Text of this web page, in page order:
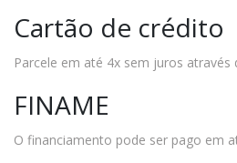
Cartão de crédito
Parcele em até 4x sem juros através
FINAME
O financiamento pode ser pago em